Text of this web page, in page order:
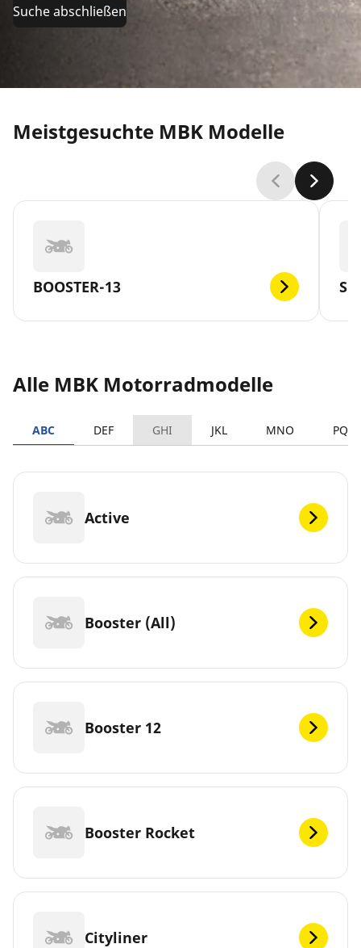
Suche abschließen
Meistgesuchte MBK Modelle
BOOSTER-13
Alle MBK Motorradmodelle
ABC DEF GHI JKL MNO PQRS
Active
Booster (All)
Booster 12
Booster Rocket
Cityliner